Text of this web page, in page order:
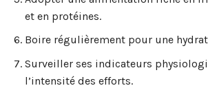
et en protéines.
Boire régulièrement pour une
Surveiller ses indicateurs
l’intensité des efforts.